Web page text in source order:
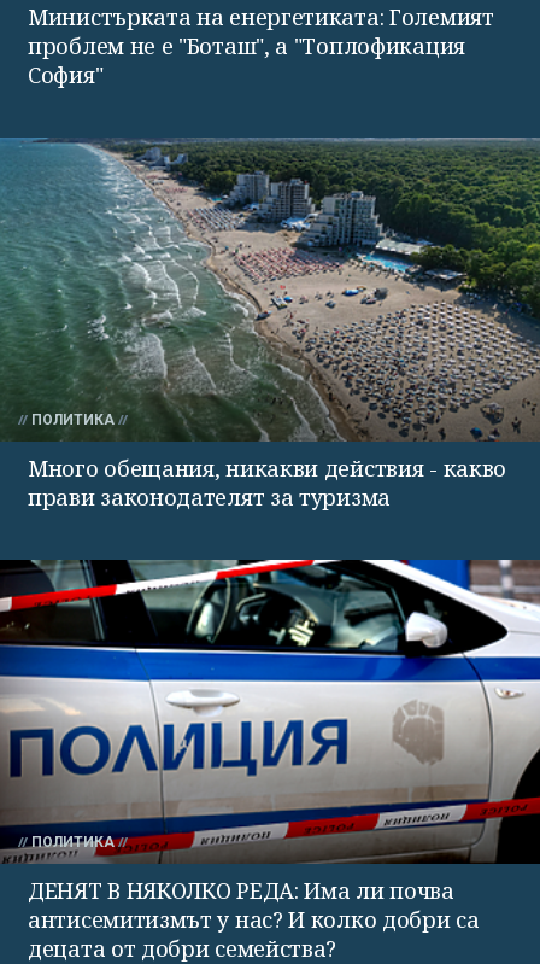
Министърката на енергетиката: Големият
проблем не е "Боташ", а "Топлофикация
София"
ПОЛИТИКА
Много обещания, никакви действия - какво
прави законодателят за туризма
ПОЛИТИКА
ДЕНЯТ В НЯКОЛКО РЕДА: Има ли почва
антисемитизмът у нас? И колко добри са
децата от добри семейства?